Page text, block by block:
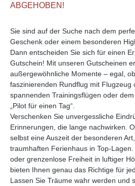
ABGEHOBEN!
Sie sind auf der Suche nach dem
Geschenk oder einem besonderen
Dann entscheiden Sie sich für einen
Gutschein! Mit unseren Gutscheinen
außergewöhnliche Momente – egal,
faszinierenden Rundflug mit Flugzeug
spannenden Trainingsflügen oder
„Pilot für einen Tag“.
Verschenken Sie unvergessliche
Erinnerungen, die lange nachwirken.
selbst eine Auszeit der besonderen
traumhaften Ferienhaus in Top-
oder grenzenlose Freiheit in luftiger
bieten Ihnen genau das Richtige für
Lassen Sie Träume wahr werden und